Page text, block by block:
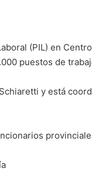
(PIL) en
puestos de
y está